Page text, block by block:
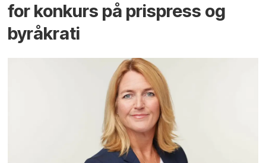
for konkurs på prispress og
byråkrati